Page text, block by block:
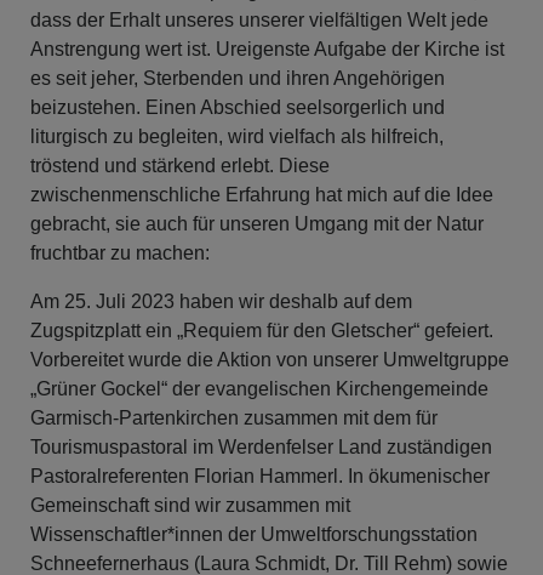
dass der Erhalt unseres unserer vielfältigen Welt jede
Anstrengung wert ist. Ureigenste Aufgabe der Kirche ist
es seit jeher, Sterbenden und ihren Angehörigen
beizustehen. Einen Abschied seelsorgerlich und
liturgisch zu begleiten, wird vielfach als hilfreich,
tröstend und stärkend erlebt. Diese
zwischenmenschliche Erfahrung hat mich auf die Idee
gebracht, sie auch für unseren Umgang mit der Natur
fruchtbar zu machen:
Am 25. Juli 2023 haben wir deshalb auf dem
Zugspitzplatt ein „Requiem für den Gletscher“ gefeiert.
Vorbereitet wurde die Aktion von unserer Umweltgruppe
„Grüner Gockel“ der evangelischen Kirchengemeinde
Garmisch-Partenkirchen zusammen mit dem für
Tourismuspastoral im Werdenfelser Land zuständigen
Pastoralreferenten Florian Hammerl. In ökumenischer
Gemeinschaft sind wir zusammen mit
Wissenschaftler*innen der Umweltforschungsstation
Schneefernerhaus (Laura Schmidt, Dr. Till Rehm) sowie